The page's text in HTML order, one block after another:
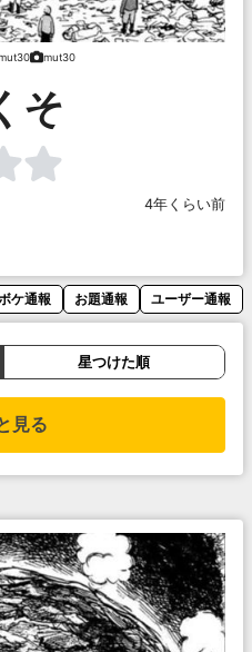
mut30
そ
4年くらい前
ボケ通報 お題通報 ユーザー通報
星つけた順
見る